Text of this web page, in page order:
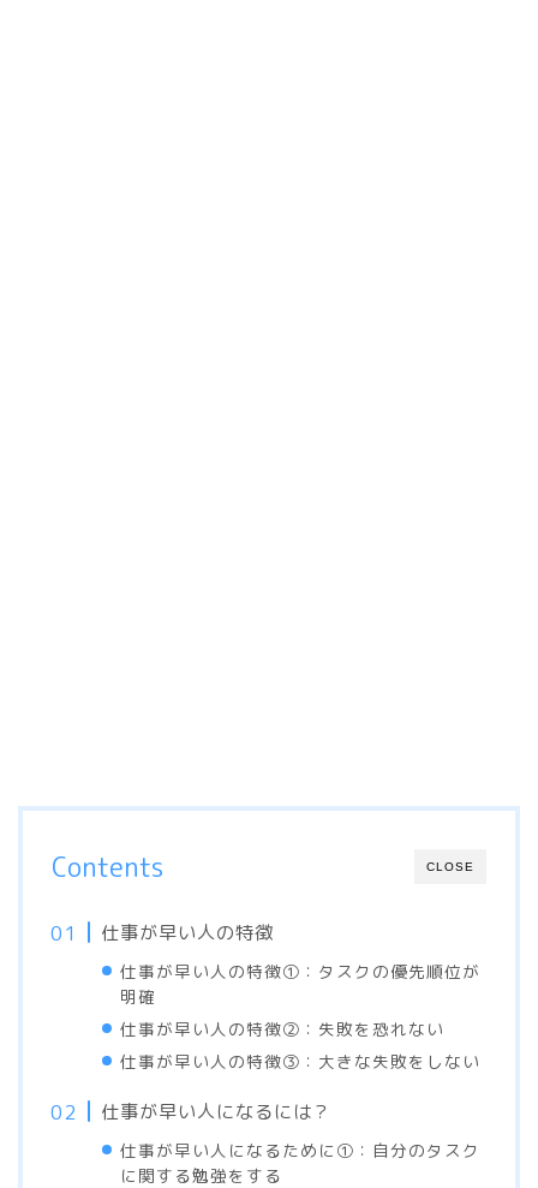
CLOSE
Contents
仕事が早い人の特徴
仕事が早い人の特徴①：タスクの優先順位が
明確
仕事が早い人の特徴②：失敗を恐れない
仕事が早い人の特徴③：大きな失敗をしない
仕事が早い人になるには？
仕事が早い人になるために①：自分のタスク
に関する勉強をする